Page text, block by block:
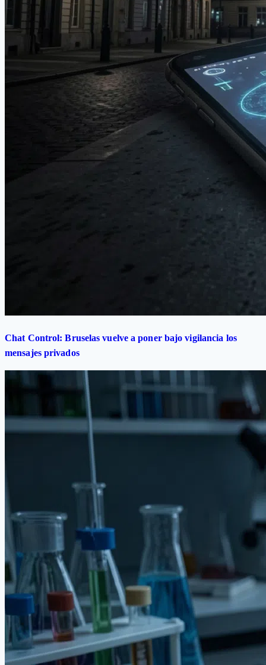
Chat Control: Bruselas vuelve a poner bajo vigilancia los
mensajes privados